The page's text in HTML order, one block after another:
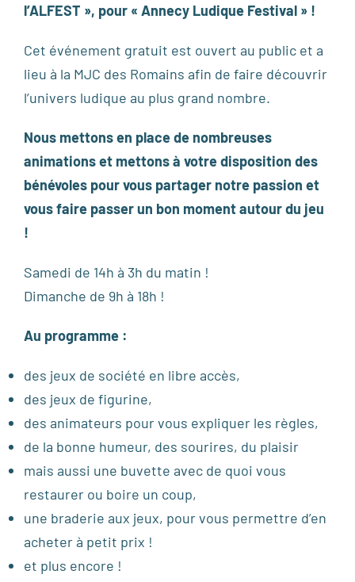
l’ALFEST », pour « Annecy Ludique Festival » !
Cet événement gratuit est ouvert au public et a
lieu à la MJC des Romains afin de faire découvrir
l’univers ludique au plus grand nombre.
Nous mettons en place de nombreuses
animations et mettons à votre disposition des
bénévoles pour vous partager notre passion et
vous faire passer un bon moment autour du jeu
!
Samedi de 14h à 3h du matin !
Dimanche de 9h à 18h !
Au programme :
des jeux de société en libre accès,
des jeux de figurine,
des animateurs pour vous expliquer les règles,
de la bonne humeur, des sourires, du plaisir
mais aussi une buvette avec de quoi vous
restaurer ou boire un coup,
une braderie aux jeux, pour vous permettre d’en
acheter à petit prix !
et plus encore !